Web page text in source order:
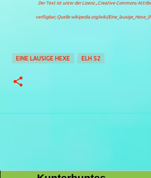
Der Text ist unter der Lizenz„Creative Commons
verfügbar; Quelle wikipedia.org/wiki/
EINE LAUSIGE HEXE ELH S2